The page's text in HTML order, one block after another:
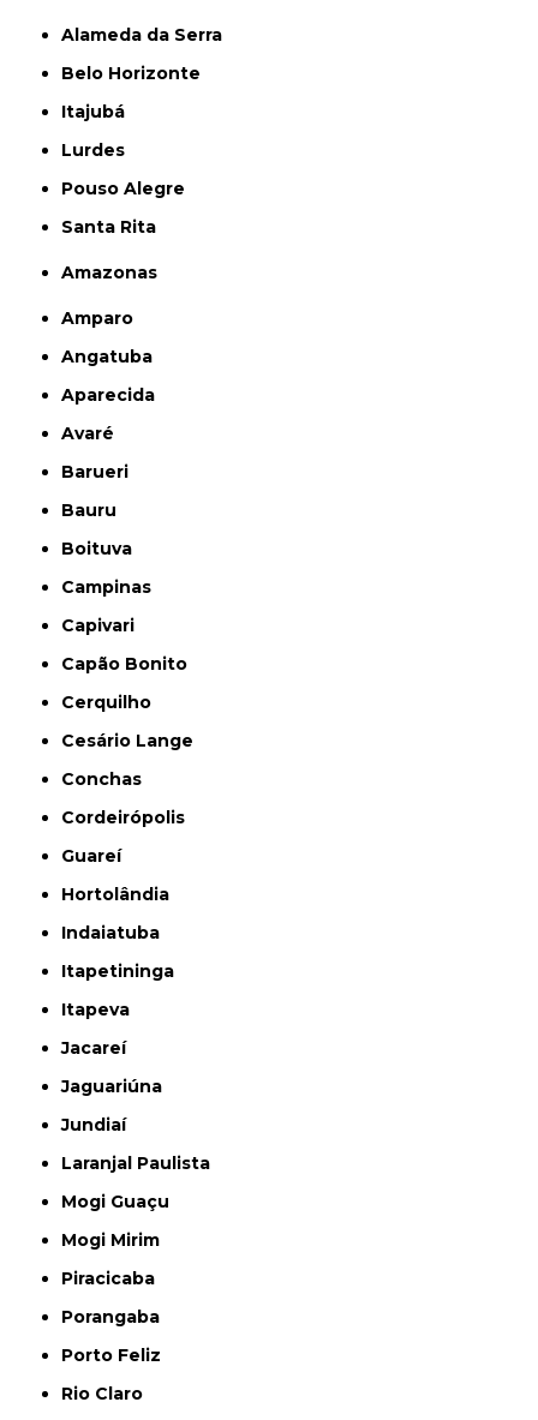
Alameda da Serra
Belo Horizonte
Itajubá
Lurdes
Pouso Alegre
Santa Rita
Amazonas
Amparo
Angatuba
Aparecida
Avaré
Barueri
Bauru
Boituva
Campinas
Capivari
Capão Bonito
Cerquilho
Cesário Lange
Conchas
Cordeirópolis
Guareí
Hortolândia
Indaiatuba
Itapetininga
Itapeva
Jacareí
Jaguariúna
Jundiaí
Laranjal Paulista
Mogi Guaçu
Mogi Mirim
Piracicaba
Porangaba
Porto Feliz
Rio Claro